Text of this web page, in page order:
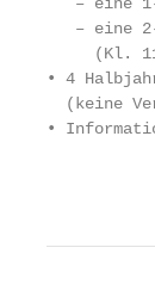
– eine
(Kl.
• 4
(keine
•